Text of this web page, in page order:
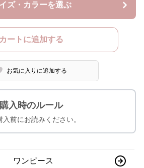
ズ・カラーを選ぶ
カートに追加する
お気に入りに追加する
購入時のルール
入前にお読みください。
ワンピース